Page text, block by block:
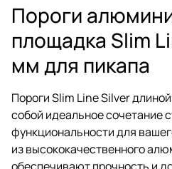
Пороги
площадка Slim
мм для пикапа
Пороги Slim Line Silver
собой идеальное сочетание
функциональности для
из высококачественного